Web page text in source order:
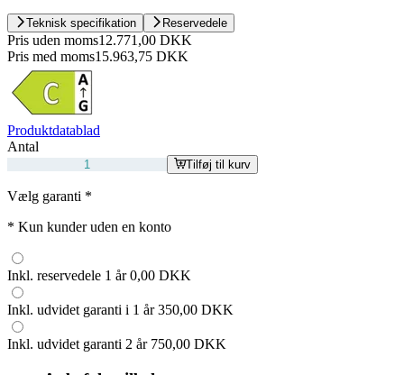
Teknisk specifikation Reservedele
Pris uden moms12.771,00 DKK
Pris med moms15.963,75 DKK
Produktdatablad
Antal
Tilføj til kurv
Vælg garanti *
* Kun kunder uden en konto
Inkl. reservedele 1 år0,00 DKK
Inkl. udvidet garanti i 1 år350,00 DKK
Inkl. udvidet garanti 2 år 750,00 DKK